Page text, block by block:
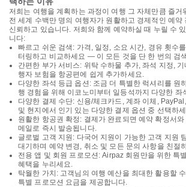
택하는 이유
저희는 여행을 계획하는 과정이 여행 그 자체만큼 즐거
전 세계 수백만 명의 여행자가 원활하고 경제적인 예약
신뢰하고 있습니다. 저희와 함께 예약하실 때 누릴 수
니다:
빠르고 쉬운 검색: 가격, 일정, 소요 시간, 경유 횟수
터링하고 비교하세요 — 이 모든 것을 단 한 번의 검
간편한 부가 서비스: 위탁 수하물 추가, 좌석 지정,
행자 보험을 항공편에 쉽게 추가하세요.
다양한 좌석 등급 옵션: 조금 더 특별한 럭셔리를 원
행 경험을 위해 이코노미부터 일등석까지 다양한 좌
다양한 결제 수단: 신용/체크카드, 계좌 이체,
및 현지에서 인기 있는 다양한 결제 옵션 중 선택하
원활한 항공권 확정: 결제가 완료되면 예약 확정서와
메일로 즉시 발송됩니다.
글로벌 고객 지원: 다국어 지원이 가능한 고객 지원
대기하며 예약 변경, 취소 및 모든 문의 사항을 친절
전용 앱 및 회원 프로모션: Airpaz 회원만을 위한 특
혜택을 누리세요.
탁월한 가치: 고객님의 여행 예산을 최대한 활용할
특별 프로모션 요금을 제공합니다.